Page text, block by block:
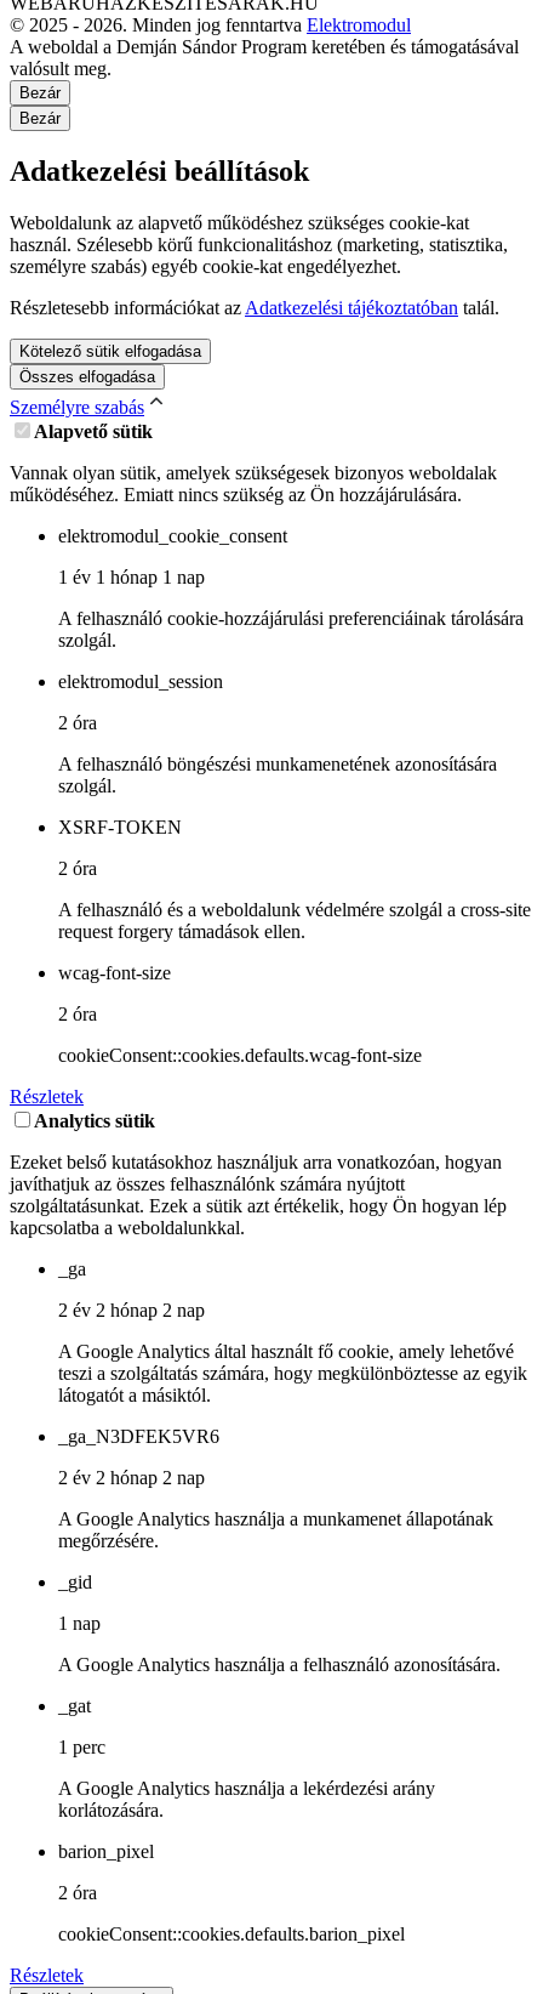
© 2025 - 2026. Minden jog fenntartva Elektromodul
A weboldal a Demján Sándor Program keretében és támogatásával
valósult meg.
Bezár
Bezár
Adatkezelési beállítások
Weboldalunk az alapvető működéshez szükséges cookie-kat
használ. Szélesebb körű funkcionalitáshoz (marketing, statisztika,
személyre szabás) egyéb cookie-kat engedélyezhet.
Részletesebb információkat az Adatkezelési tájékoztatóban talál.
Kötelező sütik elfogadása
Összes elfogadása
Személyre szabás
Alapvető sütik
Vannak olyan sütik, amelyek szükségesek bizonyos weboldalak
működéséhez. Emiatt nincs szükség az Ön hozzájárulására.
elektromodul_cookie_consent
1 év 1 hónap 1 nap
A felhasználó cookie-hozzájárulási preferenciáinak tárolására
szolgál.
elektromodul_session
2 óra
A felhasználó böngészési munkamenetének azonosítására
szolgál.
XSRF-TOKEN
2 óra
A felhasználó és a weboldalunk védelmére szolgál a cross-site
request forgery támadások ellen.
wcag-font-size
2 óra
cookieConsent::cookies.defaults.wcag-font-size
Részletek
Analytics sütik
Ezeket belső kutatásokhoz használjuk arra vonatkozóan, hogyan
javíthatjuk az összes felhasználónk számára nyújtott
szolgáltatásunkat. Ezek a sütik azt értékelik, hogy Ön hogyan lép
kapcsolatba a weboldalunkkal.
_ga
2 év 2 hónap 2 nap
A Google Analytics által használt fő cookie, amely lehetővé
teszi a szolgáltatás számára, hogy megkülönböztesse az egyik
látogatót a másiktól.
_ga_N3DFEK5VR6
2 év 2 hónap 2 nap
A Google Analytics használja a munkamenet állapotának
megőrzésére.
_gid
1 nap
A Google Analytics használja a felhasználó azonosítására.
_gat
1 perc
A Google Analytics használja a lekérdezési arány
korlátozására.
barion_pixel
2 óra
cookieConsent::cookies.defaults.barion_pixel
Részletek